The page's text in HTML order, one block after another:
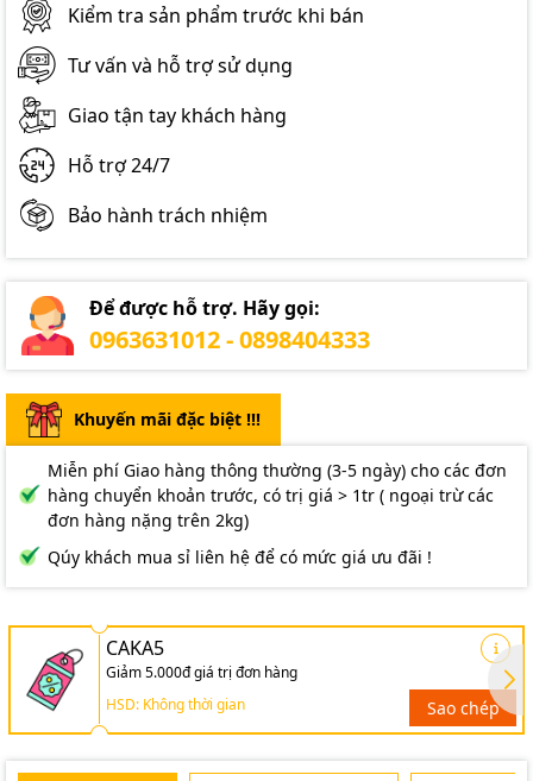
Kiểm tra sản phẩm trước khi bán
Tư vấn và hỗ trợ sử dụng
Giao tận tay khách hàng
Hỗ trợ 24/7
Bảo hành trách nhiệm
Để được hỗ trợ. Hãy gọi:
0963631012 - 0898404333
Khuyến mãi đặc biệt !!!
Miễn phí Giao hàng thông thường (3-5 ngày) cho các đơn
hàng chuyển khoản trước, có trị giá > 1tr ( ngoại trừ các
đơn hàng nặng trên 2kg)
Qúy khách mua sỉ liên hệ để có mức giá ưu đãi !
CAKA5
Giảm 5.000đ giá trị đơn hàng
HSD: Không thời gian
Sao chép